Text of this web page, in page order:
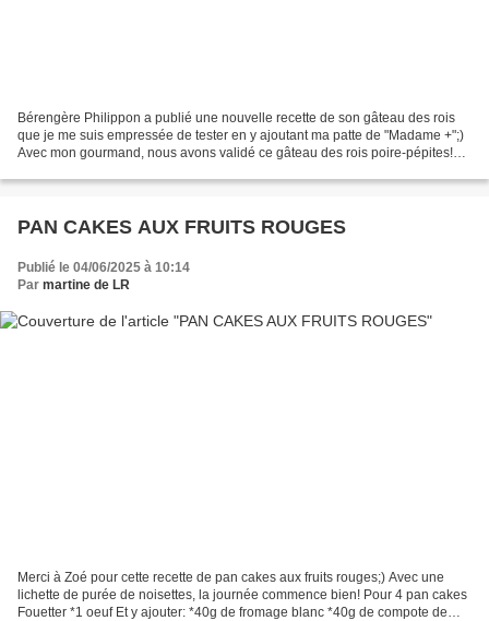
Bérengère Philippon a publié une nouvelle recette de son gâteau des rois
que je me suis empressée de tester en y ajoutant ma patte de "Madame +";)
Avec mon gourmand, nous avons validé ce gâteau des rois poire-pépites!
PAN CAKES AUX FRUITS ROUGES
Publié le 04/06/2025 à 10:14
Par martine de LR
Merci à Zoé pour cette recette de pan cakes aux fruits rouges;) Avec une
lichette de purée de noisettes, la journée commence bien! Pour 4 pan cakes
Fouetter *1 oeuf Et y ajouter: *40g de fromage blanc *40g de compote de